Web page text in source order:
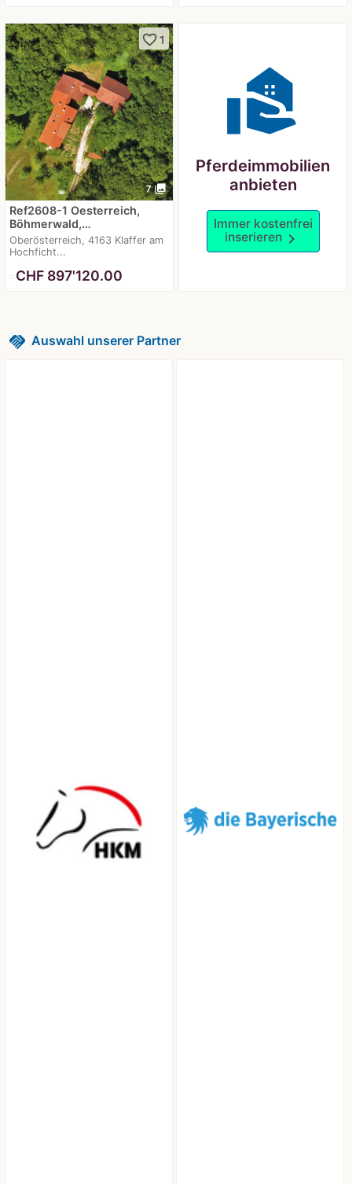
7 photo_library
favorite_border1
Ref2608-1 Oesterreich,
Böhmerwald,…
Oberösterreich, 4163 Klaffer am
Hochficht...
CHF 897'120.00
real_estate_agent
Pferdeimmobilien
anbieten
Immer kostenfrei
inserieren chevron_right
handshake Auswahl unserer Partner